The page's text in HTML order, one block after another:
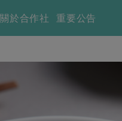
關於合作社 重要公告